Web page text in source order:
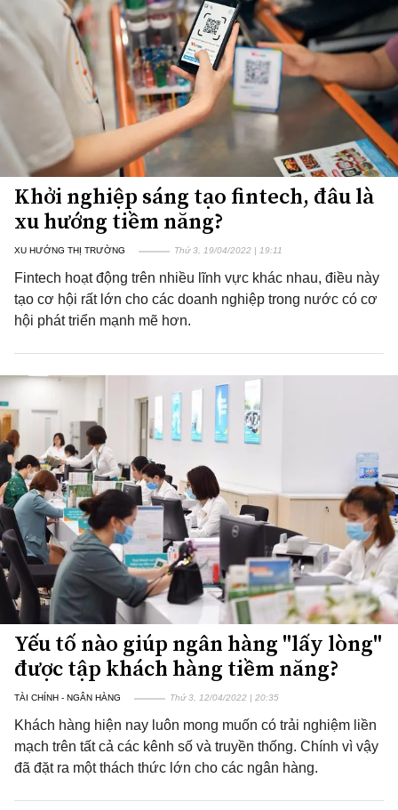
Khởi nghiệp sáng tạo fintech, đâu là
xu hướng tiềm năng?
XU HƯỚNG THỊ TRƯỜNG Thứ 3, 19/04/2022 | 19:11
Fintech hoạt động trên nhiều lĩnh vực khác nhau, điều này
tạo cơ hội rất lớn cho các doanh nghiệp trong nước có cơ
hội phát triển mạnh mẽ hơn.
Yếu tố nào giúp ngân hàng "lấy lòng"
được tập khách hàng tiềm năng?
TÀI CHÍNH - NGÂN HÀNG Thứ 3, 12/04/2022 | 20:35
Khách hàng hiện nay luôn mong muốn có trải nghiệm liền
mạch trên tất cả các kênh số và truyền thống. Chính vì vậy
đã đặt ra một thách thức lớn cho các ngân hàng.